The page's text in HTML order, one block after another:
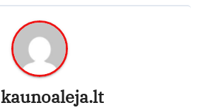
kaunoaleja.lt